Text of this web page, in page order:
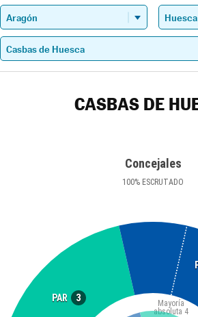
CASBAS DE
Concejales
100% ESCRUTADO
PAR 3
Mayoría
absoluta 4